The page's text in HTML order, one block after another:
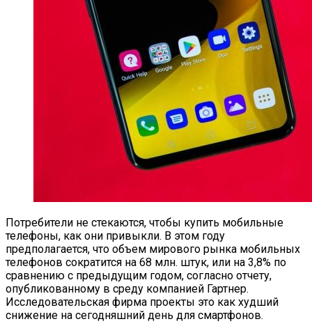
Потребители не стекаются, чтобы купить мобильные
телефоны, как они привыкли. В этом году
предполагается, что объем мирового рынка мобильных
телефонов сократится на 68 млн. штук, или на 3,8% по
сравнению с предыдущим годом, согласно отчету,
опубликованному в среду компанией Гартнер.
Исследовательская фирма проекты это как худший
снижение на сегодняшний день для смартфонов.